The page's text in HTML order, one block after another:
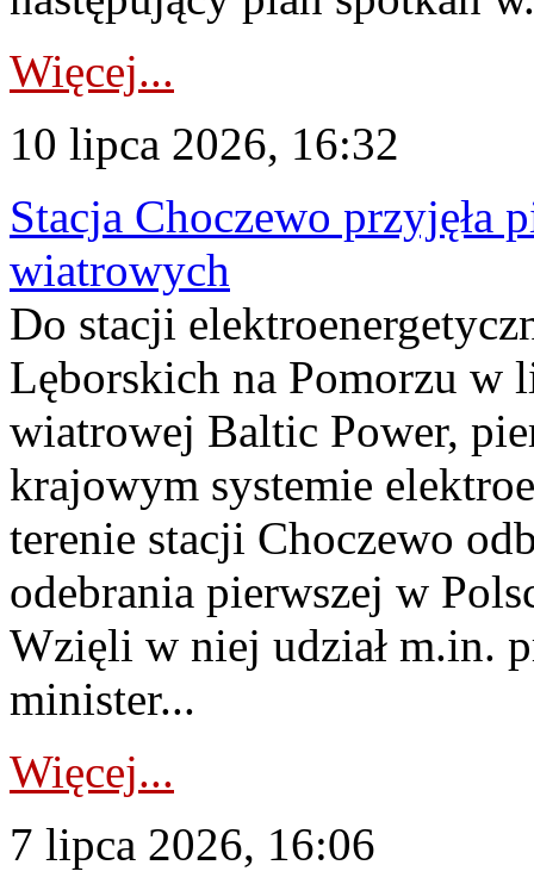
Więcej...
10 lipca 2026, 16:32
Stacja Choczewo przyjęła
wiatrowych
Do stacji
Lęborskich na Pomorzu w
wiatrowej Baltic Power,
krajowym systemie
terenie stacji Choczewo
odebrania pierwszej w
Wzięli w niej udział m.in.
minister...
Więcej...
7 lipca 2026, 16:06